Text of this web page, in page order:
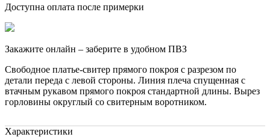
Доступна оплата после примерки
Закажите онлайн – заберите в удобном ПВЗ
Свободное платье-свитер прямого покроя с разрезом по
детали переда с левой стороны. Линия плеча спущенная с
втачным рукавом прямого покроя стандартной длины. Вырез
горловины округлый со свитерным воротником.
Характеристики